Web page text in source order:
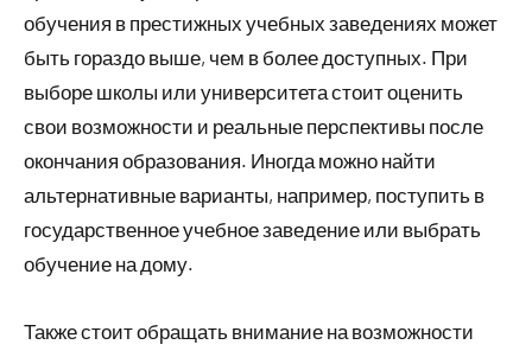
обучения в престижных учебных заведениях может
быть гораздо выше, чем в более доступных. При
выборе школы или университета стоит оценить
свои возможности и реальные перспективы после
окончания образования. Иногда можно найти
альтернативные варианты, например, поступить в
государственное учебное заведение или выбрать
обучение на дому.
Также стоит обращать внимание на возможности